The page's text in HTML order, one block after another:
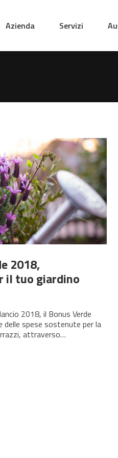
Azienda Servizi
2018,
il tuo giardino
2018, il Bonus Verde
delle spese sostenute per la
attraverso…